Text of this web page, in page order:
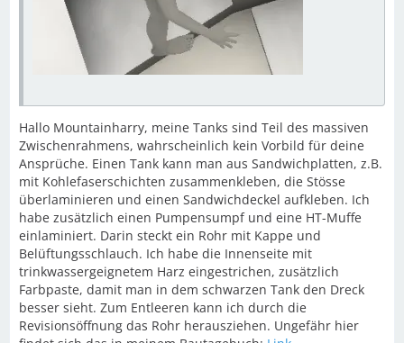
Hallo Mountainharry, meine Tanks sind Teil des massiven
Zwischenrahmens, wahrscheinlich kein Vorbild für deine
Ansprüche. Einen Tank kann man aus Sandwichplatten, z.B.
mit Kohlefaserschichten zusammenkleben, die Stösse
überlaminieren und einen Sandwichdeckel aufkleben. Ich
habe zusätzlich einen Pumpensumpf und eine HT-Muffe
einlaminiert. Darin steckt ein Rohr mit Kappe und
Belüftungsschlauch. Ich habe die Innenseite mit
trinkwassergeignetem Harz eingestrichen, zusätzlich
Farbpaste, damit man in dem schwarzen Tank den Dreck
besser sieht. Zum Entleeren kann ich durch die
Revisionsöffnung das Rohr herausziehen. Ungefähr hier